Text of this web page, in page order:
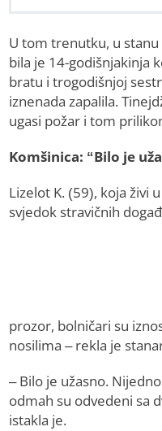
U tom trenutku, u
bila je 14-godišnjakinja
bratu i trogodišnjoj
iznenada zapalila.
ugasi požar i tom
Komšinica: “Bilo je
Lizelot K. (59), koja živi
svjedok stravičnih
prozor, bolničari su
nosilima – rekla je
– Bilo je užasno.
odmah su odvedeni sa
istakla je.